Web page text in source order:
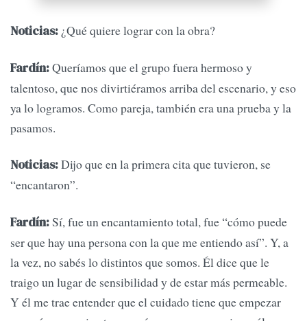
Noticias: ¿Qué quiere lograr con la obra?
Fardín:Queríamos que el grupo fuera hermoso y
talentoso, que nos divirtiéramos arriba del escenario, y eso
ya lo logramos. Como pareja, también era una prueba y la
pasamos.
Noticias:Dijo que en la primera cita que tuvieron, se
“encantaron”.
Fardín:Sí, fue un encantamiento total, fue “cómo puede
ser que hay una persona con la que me entiendo así”. Y, a
la vez, no sabés lo distintos que somos. Él dice que le
traigo un lugar de sensibilidad y de estar más permeable.
Y él me trae entender que el cuidado tiene que empezar